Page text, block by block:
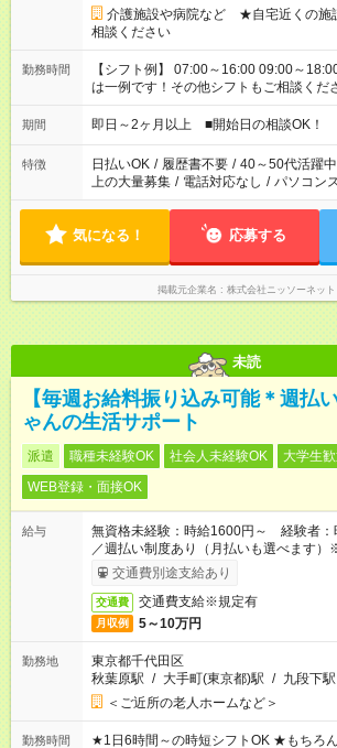
介護施設や病院など ★自宅近くの施
相談ください
勤務時間
【シフト例】 07:00～16:00 09:00～18:00
は一例です！その他シフトもご相談くだ
期間 即日～2ヶ月以上 ■開始日の相談OK！
特徴 日払いOK / 履歴書不要 / 40～50代活躍中
上の大量募集 / 電話対応なし / パソコン
気になる！ 応募する
掲載元企業名 株式会社ニッソーネット
未読
【毎週お給料振り込み可能＊週払
ゃんの生活サポート
派遣 職種未経験OK 社会人未経験OK 大学生
WEB登録・面接OK
給与
無資格未経験：時給1600円～ 経験者
／週払い制度あり（月払いも選べます）
了次第のお支払いとなります。
交通費別途支給あり
交通費 交通費支給※規定有
月収例 5～10万円
勤務地
東京都千代田区
秋葉原駅 / 大手町(東京都)駅 / 九段下駅
＜ご近所の老人ホームなど＞
勤務時間
★1日6時間～の時短シフトOK ★もちろんフルタイムシフトも可